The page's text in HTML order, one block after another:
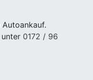
unter 0172 / 96